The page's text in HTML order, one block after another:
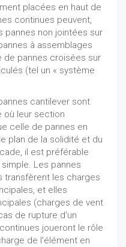
placées en haut de
continues peuvent,
pannes non jointées sur
à assemblages
de pannes croisées sur
(tel un « système
cantilever sont
où leur section
celle de pannes en
plan de la solidité et du
il est préférable
Les pannes
transfèrent les charges
et elles
(charges de vent
de rupture d'un
joueront le rôle
de l'élément en